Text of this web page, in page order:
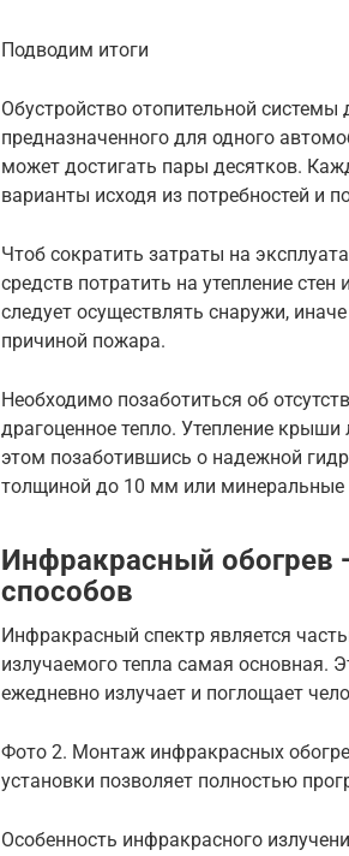
Подводим итоги
Обустройство отопительной
предназначенного для одного
может достигать пары десятков.
варианты исходя из потребностей и
Чтоб сократить затраты на
средств потратить на утепление
следует осуществлять снаружи,
причиной пожара.
Необходимо позаботиться об
драгоценное тепло. Утепление
этом позаботившись о надежной
толщиной до 10 мм или минеральные
Инфракрасный
способов
Инфракрасный спектр является
излучаемого тепла самая основная.
ежедневно излучает и поглощает
Фото 2. Монтаж инфракрасных
установки позволяет полностью
Особенность инфракрасного